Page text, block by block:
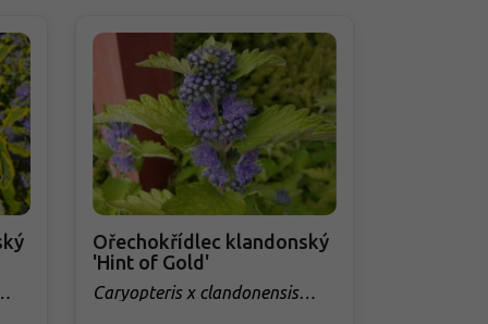
Ořechokřídlec klandonský
'Hint of Gold'
Caryopteris x clandonensis